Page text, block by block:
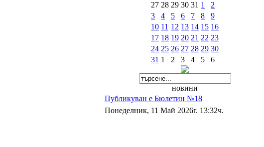
27 28 29 30 31 1
2
3
4 5 6 7 8
9
10 11 12 13 14 15 16
17 18 19 20 21 22 23
24 25 26 27 28 29 30
31 1 2 3 4 5 6
новини
Публикуван е Бюлетин №18
Понеделник, 11 Май 2026г. 13:32ч.